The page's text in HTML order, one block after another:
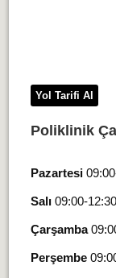
Yol Tarifi Al
Poliklinik
Pazartesi
Salı09:00-
Çarşamba
Perşembe